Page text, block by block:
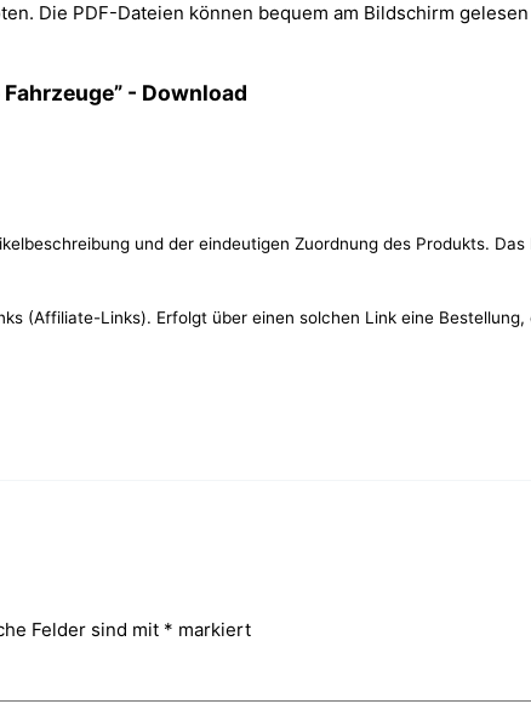
Die PDF-Dateien können bequem am Bildschirm
- Download
und der eindeutigen Zuordnung des Produkts.
(Affiliate-Links). Erfolgt über einen solchen Link eine
Felder sind mit * markiert